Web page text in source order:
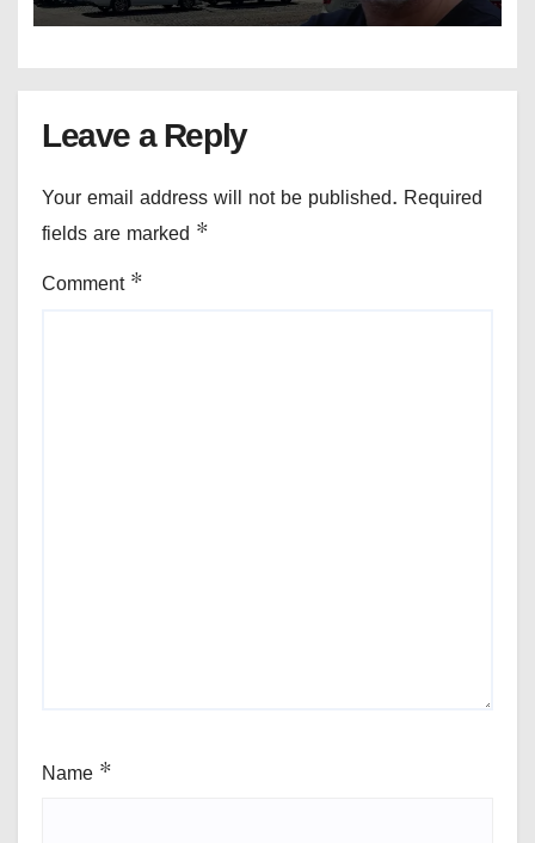
Leave a Reply
Your email address will not be published. Required
fields are marked *
Comment *
Name *